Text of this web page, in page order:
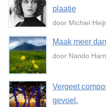
plaatje
door Michiel
Maak meer
door Nando
Vergeet
gevoel.